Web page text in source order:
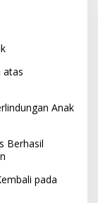
atas
Anak
Berhasil
pada